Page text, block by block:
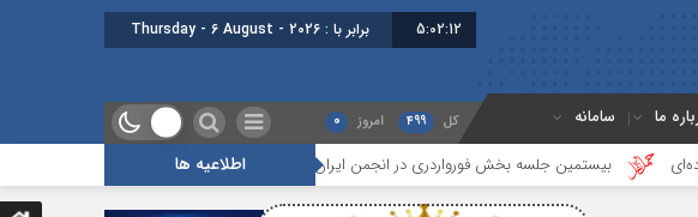
5:02:13 برابر با : Thursday - 6 August - 2026
ما سامانه کل 499 امروز 0
اطلاعیه ها بیستمین جلسه بخش فورواردری در انجمن ایران برگزار شد هجدهمین جلسه بخش جاده ای برگزار